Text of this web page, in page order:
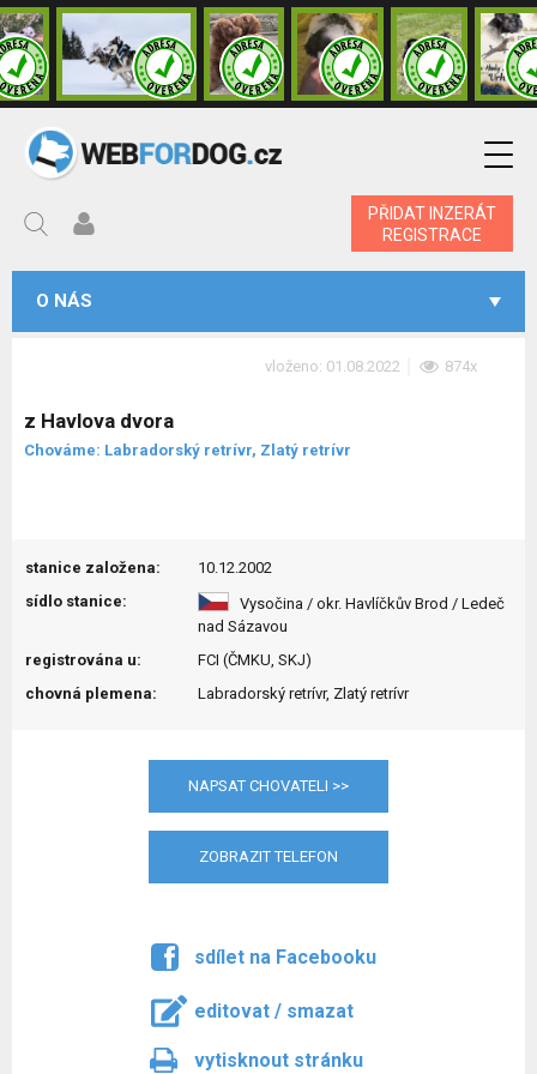
PŘIDAT INZERÁT
REGISTRACE
O NÁS
vloženo: 01.08.2022 874x
z Havlova dvora
Chováme: Labradorský retrívr, Zlatý retrívr
stanice založena:
10.12.2002
sídlo stanice:
Vysočina / okr. Havlíčkův Brod / Ledeč
nad Sázavou
registrována u:
FCI (ČMKU, SKJ)
chovná plemena:
Labradorský retrívr, Zlatý retrívr
NAPSAT CHOVATELI >>
ZOBRAZIT TELEFON
sdílet na Facebooku
editovat / smazat
vytisknout stránku